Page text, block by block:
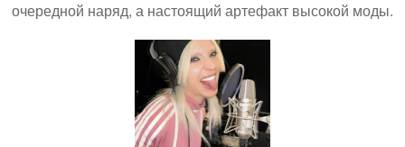
очередной наряд, а настоящий артефакт высокой моды.